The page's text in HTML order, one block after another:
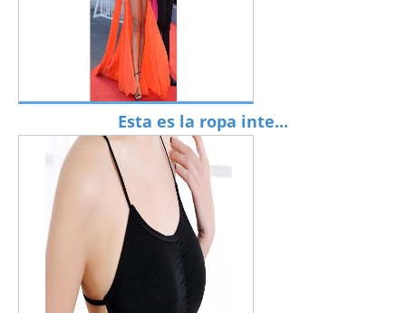
Esta es la ropa inte...